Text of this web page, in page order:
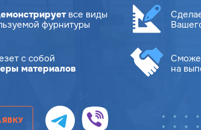
все виды
фурнитуры
с собой
материалов
на